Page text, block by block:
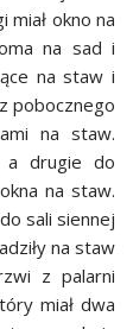
okno na
na sad i
na staw i
pobocznego
na staw.
a drugie do
na staw.
sali siennej
na staw
z palarni
miał dwa